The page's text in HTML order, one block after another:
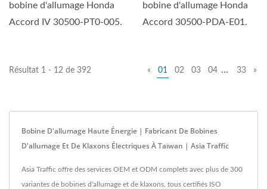
bobine d'allumage Honda
Accord IV 30500-PT0-005.
bobine d'allumage Honda
Accord 30500-PDA-E01.
Résultat 1 - 12 de 392 « 01 02 03 04 … 33 »
Bobine D'allumage Haute Énergie | Fabricant De Bobines
D'allumage Et De Klaxons Électriques À Taïwan | Asia Traffic
Asia Traffic offre des services OEM et ODM complets avec plus de 300
variantes de bobines d'allumage et de klaxons, tous certifiés ISO